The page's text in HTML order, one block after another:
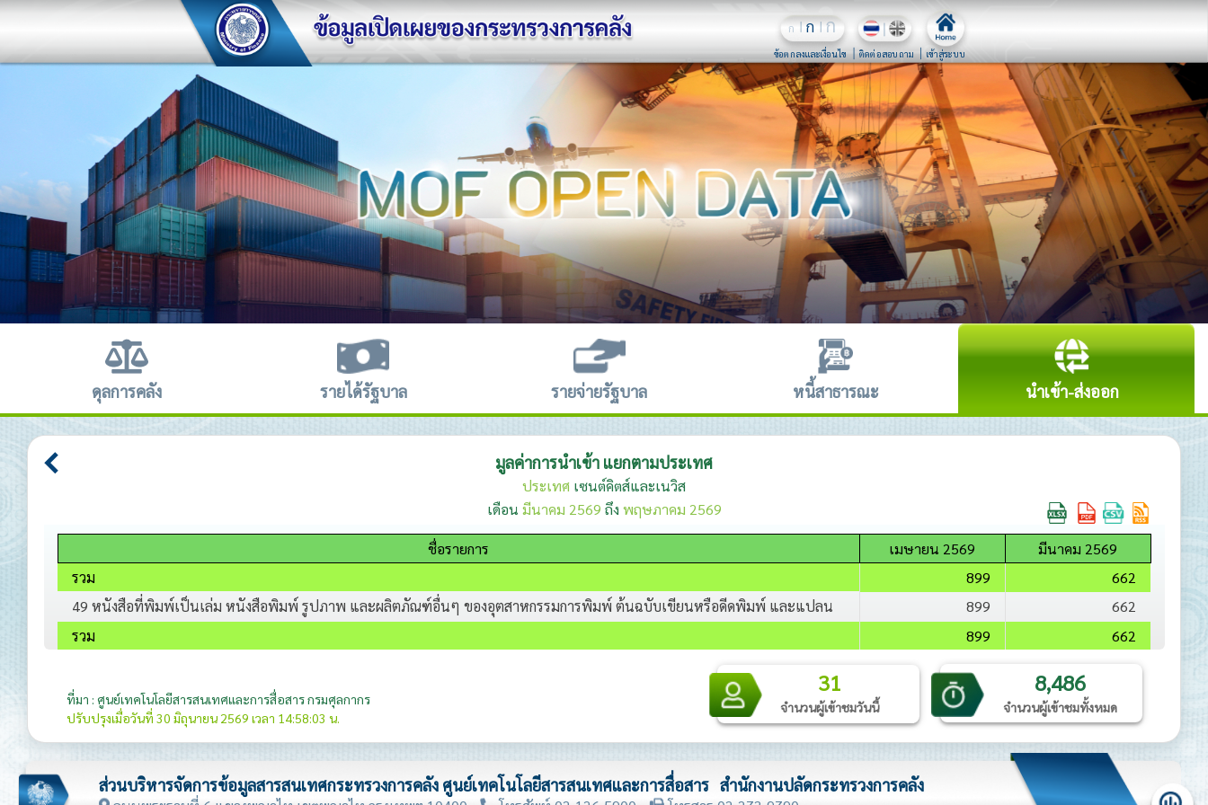
ก ก ก
ข้อตกลงและเงื่อนไข ติดต่อสอบถาม เข้าสู่ระบบ
ดุลการคลัง รายได้รัฐบาล รายจ่ายรัฐบาล หนี้สาธารณะ นำเข้า-ส่งออก
มูลค่าการนำเข้า แยกตามประเทศ
ประเทศ เซนต์คิตส์และเนวิส
เดือน มีนาคม 2569 ถึง พฤษภาคม 2569
ชื่อรายการ เมษายน 2569
มีนาคม 2569
รวม
899
662
49 หนังสือที่พิมพ์เป็นเล่ม หนังสือพิมพ์ รูปภาพ และผลิตภัณฑ์อื่นๆ ของอุตสาหกรรมการพิมพ์ ต้นฉบับเขียนหรือดีดพิมพ์ และแปลน
899
662
รวม
899 662
ที่มา : ศูนย์เทคโนโลยีสารสนเทศและการสื่อสาร กรมศุลกากร
ปรับปรุงเมื่อวันที่ 30 มิถุนายน 2569 เวลา 14:58:03 น.
31
จำนวนผู้เข้าชมวันนี้
8,486
จำนวนผู้เข้าชมทั้งหมด
ส่วนบริหารจัดการข้อมูลสารสนเทศกระทรวงการคลัง ศูนย์เทคโนโลยีสารสนเทศและการสื่อสาร สำนักงานปลัดกระทรวงการคลัง